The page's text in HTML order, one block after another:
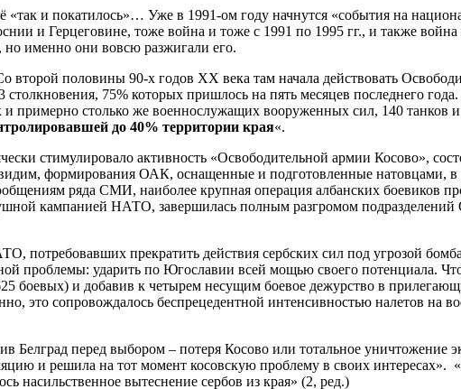
«так и покатилось»… Уже в 1991-ом году начнутся «события на
и Герцеговине, тоже война и тоже с 1991 по 1995 гг., и также
именно они вовсю разжигали его.
половины 90-х годов ХХ века там начала действовать
75% которых пришлось на пять месяцев последнего
примерно столько же военнослужащих вооруженных сил, 140 танков
до 40% территории края«.
стимулировало активность «Освободительной армии Косово»,
формирования ОАК, оснащенные и подготовленные натовцами, в
ряда СМИ, наиболее крупная операция албанских боевиков
кампанией НАТО, завершилась полным разгромом
потребовавших прекратить действия сербских сил под угрозой
проблемы: ударить по Югославии всей мощью своего потенциала.
боевых) и добавив к четырем несущим боевое дежурство в
это сопровождалось беспрецедентной интенсивностью налетов на
перед выбором – потеря Косово или тотальное уничтожение
и решила на тот момент косовскую проблему в своих
насильственное вытеснение сербов из края» (2, ред.)